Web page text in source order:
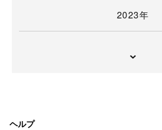
2023年
ヘルプ